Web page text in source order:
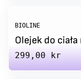
BIOLINE
Olejek do
Regular price
299,00 kr